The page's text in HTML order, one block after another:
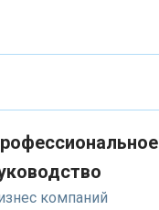
компаний